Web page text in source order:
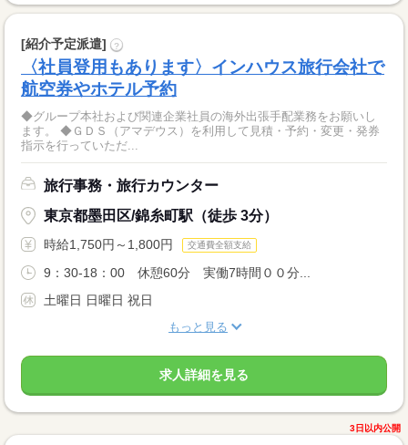
[紹介予定派遣] ?
〈社員登用もあります〉インハウス旅行会社で
航空券やホテル予約
◆グループ本社および関連企業社員の海外出張手配業務をお願いし
ます。 ◆ＧＤＳ（アマデウス）を利用して見積・予約・変更・発券
指示を行っていただ...
旅行事務・旅行カウンター
東京都墨田区/錦糸町駅（徒歩 3分）
時給1,750円～1,800円 交通費全額支給
9：30‐18：00 休憩60分 実働7時間００分...
土曜日 日曜日 祝日
もっと見る
求人詳細を見る
3日以内公開